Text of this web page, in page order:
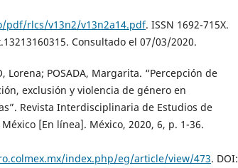
pdf/rlcs/v13n2/v13n2a14.pdf. ISSN 1692-715X.
Consultado el 07/03/2020.
Lorena; POSADA, Margarita. “Percepción de
exclusión y violencia de género en
Revista Interdisciplinaria de Estudios de
[En línea]. México, 2020, 6, p. 1-36.
index.php/eg/article/view/473. DOI: